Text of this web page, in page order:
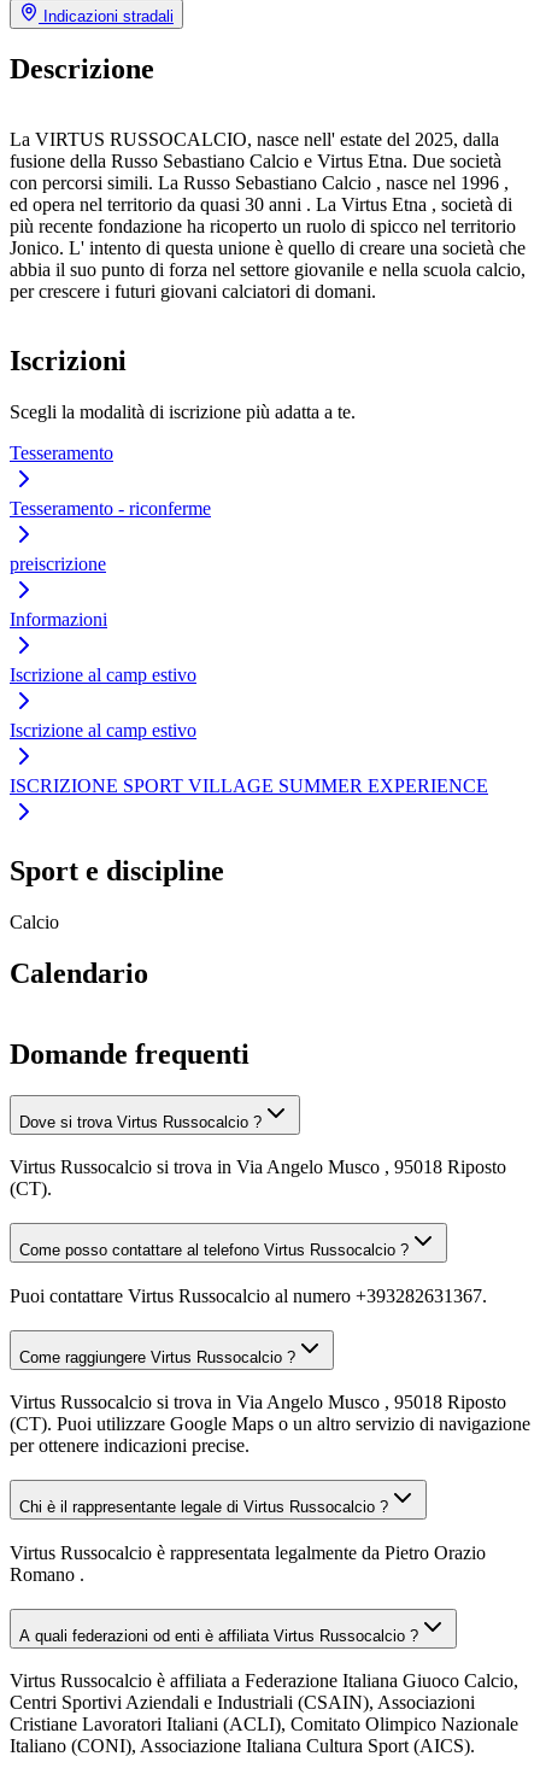
Indicazioni stradali
Descrizione
La VIRTUS RUSSOCALCIO, nasce nell' estate del 2025, dalla
fusione della Russo Sebastiano Calcio e Virtus Etna. Due società
con percorsi simili. La Russo Sebastiano Calcio , nasce nel 1996 ,
ed opera nel territorio da quasi 30 anni . La Virtus Etna , società di
più recente fondazione ha ricoperto un ruolo di spicco nel territorio
Jonico. L' intento di questa unione è quello di creare una società che
abbia il suo punto di forza nel settore giovanile e nella scuola calcio,
per crescere i futuri giovani calciatori di domani.
Iscrizioni
Scegli la modalità di iscrizione più adatta a te.
Tesseramento
Tesseramento - riconferme
preiscrizione
Informazioni
Iscrizione al camp estivo
Iscrizione al camp estivo
ISCRIZIONE SPORT VILLAGE SUMMER EXPERIENCE
Sport e discipline
Calcio
Calendario
Domande frequenti
Dove si trova Virtus Russocalcio ?
Virtus Russocalcio si trova in Via Angelo Musco , 95018 Riposto
(CT).
Come posso contattare al telefono Virtus Russocalcio ?
Puoi contattare Virtus Russocalcio al numero +393282631367.
Come raggiungere Virtus Russocalcio ?
Virtus Russocalcio si trova in Via Angelo Musco , 95018 Riposto
(CT). Puoi utilizzare Google Maps o un altro servizio di navigazione
per ottenere indicazioni precise.
Chi è il rappresentante legale di Virtus Russocalcio ?
Virtus Russocalcio è rappresentata legalmente da Pietro Orazio
Romano .
A quali federazioni od enti è affiliata Virtus Russocalcio ?
Virtus Russocalcio è affiliata a Federazione Italiana Giuoco Calcio,
Centri Sportivi Aziendali e Industriali (CSAIN), Associazioni
Cristiane Lavoratori Italiani (ACLI), Comitato Olimpico Nazionale
Italiano (CONI), Associazione Italiana Cultura Sport (AICS).